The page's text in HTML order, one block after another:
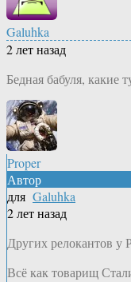
Galuhka
2 лет назад
Бедная бабуля, какие
Proper
Автор
для Galuhka
2 лет назад
Других релокантов у
Всё как товарищ